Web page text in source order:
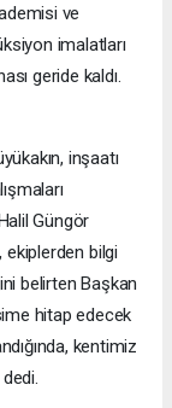
ve
imalatları
geride kaldı.
inşaatı
Güngör
ekiplerden bilgi
belirten Başkan
hitap edecek
kentimiz